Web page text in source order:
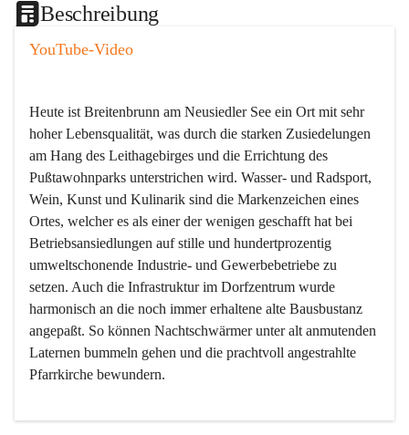
Beschreibung
YouTube-Video
Heute ist Breitenbrunn am Neusiedler See ein Ort mit sehr
hoher Lebensqualität, was durch die starken Zusiedelungen
am Hang des Leithagebirges und die Errichtung des
Pußtawohnparks unterstrichen wird. Wasser- und Radsport,
Wein, Kunst und Kulinarik sind die Markenzeichen eines
Ortes, welcher es als einer der wenigen geschafft hat bei
Betriebsansiedlungen auf stille und hundertprozentig
umweltschonende Industrie- und Gewerbebetriebe zu
setzen. Auch die Infrastruktur im Dorfzentrum wurde
harmonisch an die noch immer erhaltene alte Bausbustanz
angepaßt. So können Nachtschwärmer unter alt anmutenden
Laternen bummeln gehen und die prachtvoll angestrahlte
Pfarrkirche bewundern.
Der Weinbau dominert heute nicht mehr, ist aber integrativer